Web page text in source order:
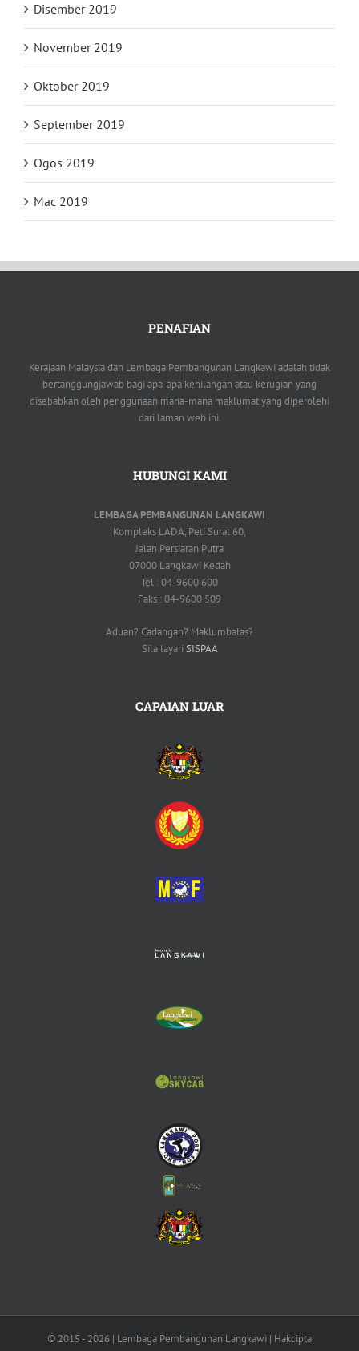
Disember 2019
November 2019
Oktober 2019
September 2019
Ogos 2019
Mac 2019
PENAFIAN
Kerajaan Malaysia dan Lembaga Pembangunan Langkawi adalah tidak
bertanggungjawab bagi apa-apa kehilangan atau kerugian yang
disebabkan oleh penggunaan mana-mana maklumat yang diperolehi
dari laman web ini.
HUBUNGI KAMI
LEMBAGA PEMBANGUNAN LANGKAWI
Kompleks LADA, Peti Surat 60,
Jalan Persiaran Putra
07000 Langkawi Kedah
Tel : 04-9600 600
Faks : 04-9600 509
Aduan? Cadangan? Maklumbalas?
Sila layari SISPAA
CAPAIAN LUAR
© 2015 - 2026 | Lembaga Pembangunan Langkawi | Hakcipta